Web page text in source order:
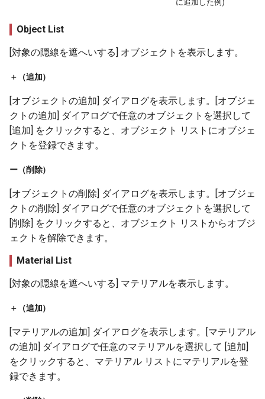
に追加した例)
Object List
[対象の隠線を遮へいする] オブジェクトを表示します。
＋（追加）
[オブジェクトの追加] ダイアログを表示します。[オブジェ
クトの追加] ダイアログで任意のオブジェクトを選択して
[追加] をクリックすると、オブジェクト リストにオブジェ
クトを登録できます。
ー（削除）
[オブジェクトの削除] ダイアログを表示します。[オブジェ
クトの削除] ダイアログで任意のオブジェクトを選択して
[削除] をクリックすると、オブジェクト リストからオブジ
ェクトを解除できます。
Material List
[対象の隠線を遮へいする] マテリアルを表示します。
＋（追加）
[マテリアルの追加] ダイアログを表示します。[マテリアル
の追加] ダイアログで任意のマテリアルを選択して [追加]
をクリックすると、マテリアル リストにマテリアルを登
録できます。